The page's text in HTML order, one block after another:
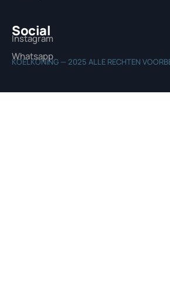
Social
Instagram
Whatsapp
KOELKONING — 2025 ALLE RECHTEN